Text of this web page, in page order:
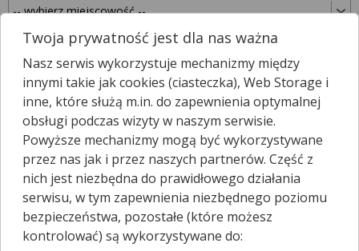
Sprawdź, które apteki w Kokoszycach posiadają
Twój lek i zarezerwuj go już teraz!
Wpisz nazwę leku
W pobliżu Kokoszyc jest 20
aptek.
Wybierz typ aptek
Twoja prywatność jest dla nas ważna
Nasz serwis wykorzystuje mechanizmy między
innymi takie jak cookies (ciasteczka), Web Storage i
inne, które służą m.in. do zapewnienia optymalnej
obsługi podczas wizyty w naszym serwisie.
Powyższe mechanizmy mogą być wykorzystywane
przez nas jak i przez naszych partnerów. Część z
nich jest niezbędna do prawidłowego działania
serwisu, w tym zapewnienia niezbędnego poziomu
bezpieczeństwa, pozostałe (które możesz
kontrolować) są wykorzystywane do: